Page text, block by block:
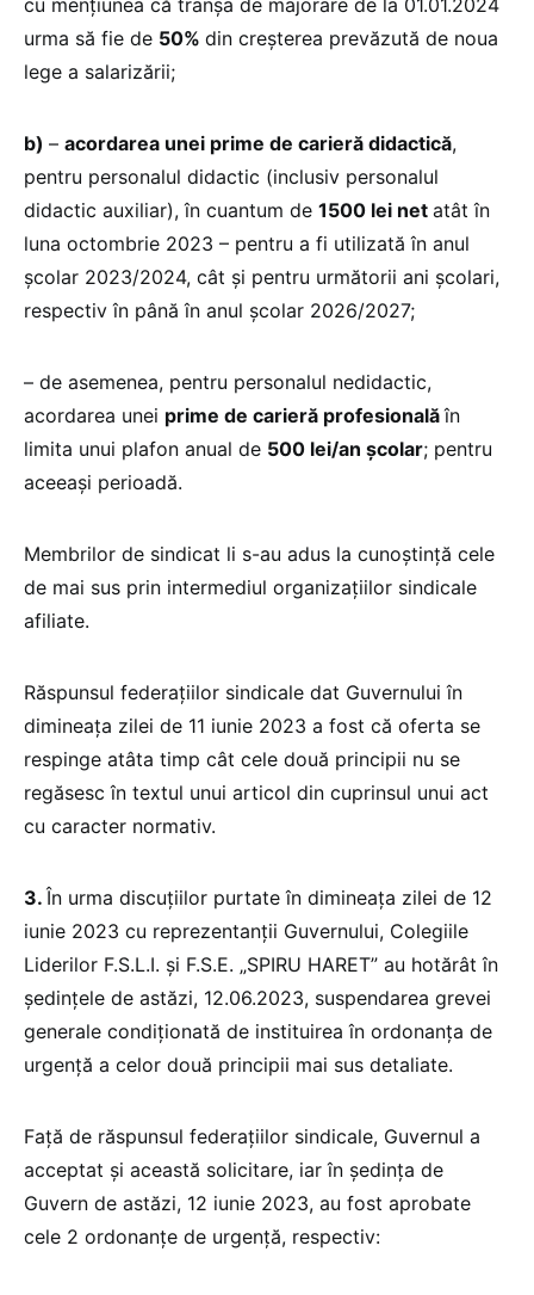
cu mențiunea că tranșa de majorare de la 01.01.2024
urma să fie de 50% din creșterea prevăzută de noua
lege a salarizării;
b) – acordarea unei prime de carieră didactică,
pentru personalul didactic (inclusiv personalul
didactic auxiliar), în cuantum de 1500 lei net atât în
luna octombrie 2023 – pentru a fi utilizată în anul
școlar 2023/2024, cât și pentru următorii ani școlari,
respectiv în până în anul școlar 2026/2027;
– de asemenea, pentru personalul nedidactic,
acordarea unei prime de carieră profesionalăîn
limita unui plafon anual de 500 lei/an școlar; pentru
aceeași perioadă.
Membrilor de sindicat li s-au adus la cunoștință cele
de mai sus prin intermediul organizațiilor sindicale
afiliate.
Răspunsul federațiilor sindicale dat Guvernului în
dimineața zilei de 11 iunie 2023 a fost că oferta se
respinge atâta timp cât cele două principii nu se
regăsesc în textul unui articol din cuprinsul unui act
cu caracter normativ.
3. În urma discuțiilor purtate în dimineața zilei de 12
iunie 2023 cu reprezentanții Guvernului, Colegiile
Liderilor F.S.L.I. și F.S.E. „SPIRU HARET” au hotărât în
ședințele de astăzi, 12.06.2023, suspendarea grevei
generale condiționată de instituirea în ordonanța de
urgență a celor două principii mai sus detaliate.
Față de răspunsul federațiilor sindicale, Guvernul a
acceptat și această solicitare, iar în ședința de
Guvern de astăzi, 12 iunie 2023, au fost aprobate
cele 2 ordonanțe de urgență, respectiv: